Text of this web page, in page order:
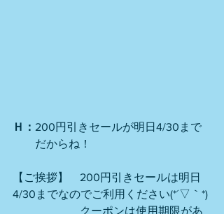
Ｈ： 200円引きセールが明日4/30まで
だからね！
【ご挨拶】　200円引きセールは明日
4/30までなのでご利用ください(*´▽｀*)
クーポンは使用期限があ